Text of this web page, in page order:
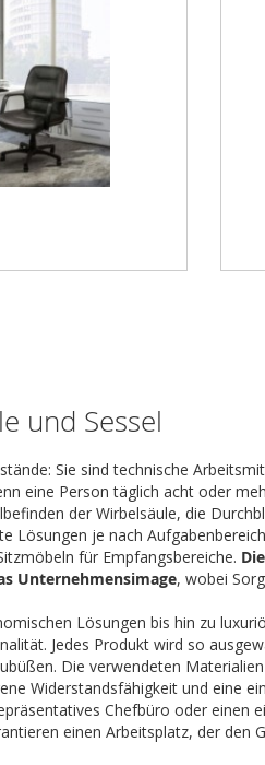
und Sessel
Sie sind technische
eine Person täglich acht oder
der Wirbelsäule, die
je nach
für Empfangsbereiche.
Unternehmensimage, wobei
Lösungen bis hin zu
Jedes Produkt wird so
Die verwendeten
Widerstandsfähigkeit und eine
Chefbüro oder einen
einen Arbeitsplatz, der den